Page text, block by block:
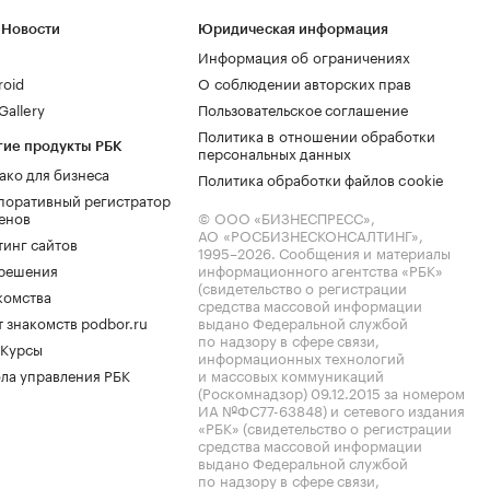
продукты РБК
для бизнеса
регистратор
сайтов
знакомств podbor.ru
управления РБК
Юридическая информация
Информация об ограничениях
О соблюдении авторских прав
Пользовательское соглашение
Политика в отношении обработки
персональных данных
Политика обработки файлов cookie
© ООО «БИЗНЕСПРЕСС»,
АО «РОСБИЗНЕСКОНСАЛТИНГ»,
1995–2026. Сообщения и материалы
информационного агентства «РБК»
(свидетельство о регистрации
средства массовой информации
выдано Федеральной службой
по надзору в сфере связи,
информационных технологий
и массовых коммуникаций
(Роскомнадзор) 09.12.2015 за номером
ИА №ФС77-63848) и сетевого издания
«РБК» (свидетельство о регистрации
средства массовой информации
выдано Федеральной службой
по надзору в сфере связи,